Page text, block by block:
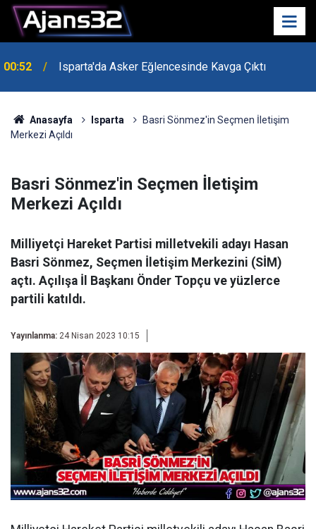
00:52 Isparta'da Asker Eğlencesinde Kavga Çıktı
Anasayfa Isparta
Basri Sönmez'in Seçmen İletişim
Merkezi Açıldı
Basri Sönmez'in Seçmen İletişim
Merkezi Açıldı
Milliyetçi Hareket Partisi milletvekili adayı Hasan
Basri Sönmez, Seçmen İletişim Merkezini (SİM)
açtı. Açılışa İl Başkanı Önder Topçu ve yüzlerce
partili katıldı.
Yayınlanma: 24 Nisan 2023 10:15